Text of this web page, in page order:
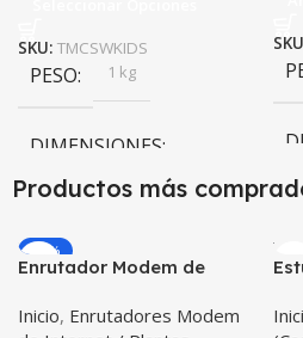
SKU: TMCSWKIDS
PESO 1 kg
DIMENSIONES
COLOR
Productos más
-20%
Enrutador Modem de
Libre Todo Operador 4G
Inicio, Enrutadores Modem